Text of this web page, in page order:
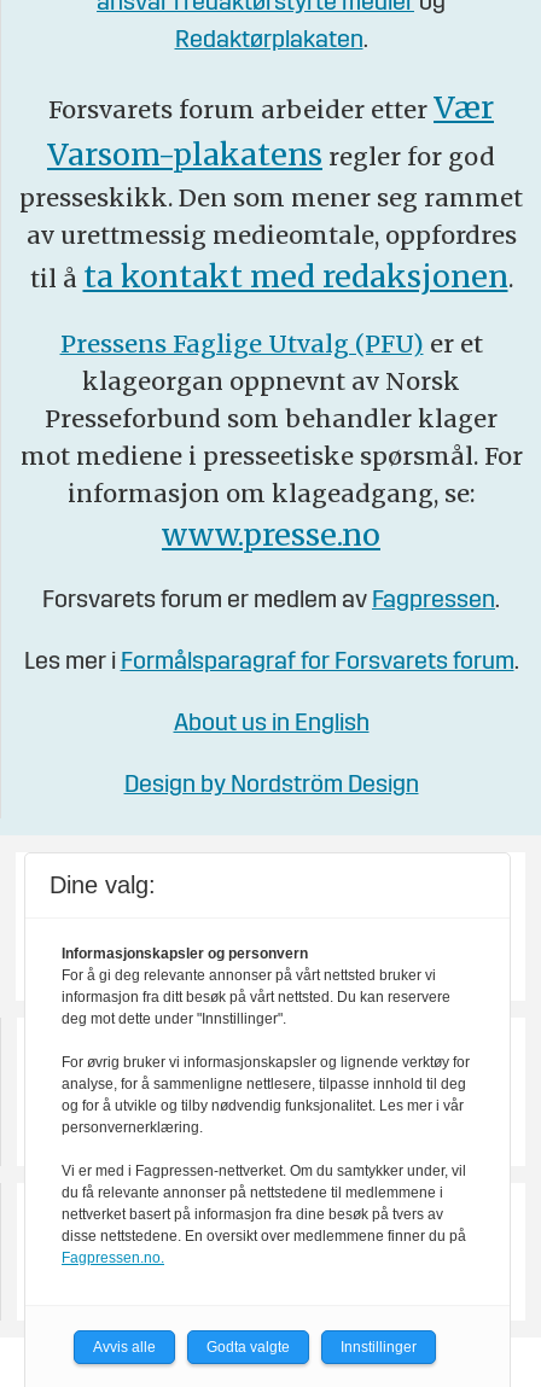
Redaktørplakaten.
Forsvarets forum arbeider etter Vær
Varsom-plakatens regler for god
presseskikk. Den som mener seg rammet
av urettmessig medieomtale, oppfordres
til å ta kontakt med redaksjonen.
Pressens Faglige Utvalg (PFU) er et
klageorgan oppnevnt av Norsk
Presseforbund som behandler klager
mot mediene i presseetiske spørsmål. For
informasjon om klageadgang, se:
www.presse.no
Forsvarets forum er medlem av Fagpressen.
Les mer i Formålsparagraf for Forsvarets forum.
About us in English
Design by Nordström Design
Dine valg:
Informasjonskapsler og personvern
For å gi deg relevante annonser på vårt nettsted bruker vi
informasjon fra ditt besøk på vårt nettsted. Du kan reservere
deg mot dette under "Innstillinger".
For øvrig bruker vi informasjonskapsler og lignende verktøy for
analyse, for å sammenligne nettlesere, tilpasse innhold til deg
og for å utvikle og tilby nødvendig funksjonalitet. Les mer i vår
personvernerklæring.
Vi er med i Fagpressen-nettverket. Om du samtykker under, vil
du få relevante annonser på nettstedene til medlemmene i
nettverket basert på informasjon fra dine besøk på tvers av
disse nettstedene. En oversikt over medlemmene finner du på
Fagpressen.no.
Avvis alle Godta valgte Innstillinger